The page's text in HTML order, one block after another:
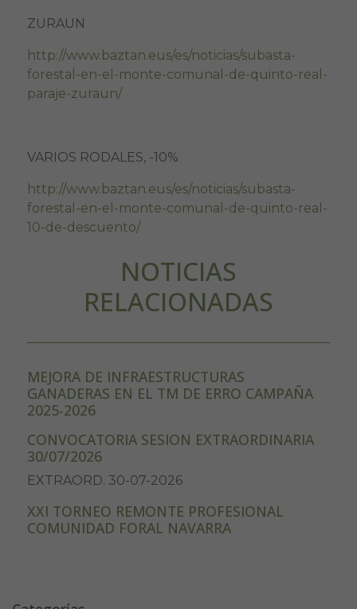
ZURAUN
http://www.baztan.eus/es/noticias/subasta-
forestal-en-el-monte-comunal-de-quinto-real-
paraje-zuraun/
VARIOS RODALES, -10%
http://www.baztan.eus/es/noticias/subasta-
forestal-en-el-monte-comunal-de-quinto-real-
10-de-descuento/
NOTICIAS
RELACIONADAS
MEJORA DE INFRAESTRUCTURAS
GANADERAS EN EL TM DE ERRO CAMPAÑA
2025-2026
CONVOCATORIA SESION EXTRAORDINARIA
30/07/2026
EXTRAORD. 30-07-2026
XXI TORNEO REMONTE PROFESIONAL
COMUNIDAD FORAL NAVARRA